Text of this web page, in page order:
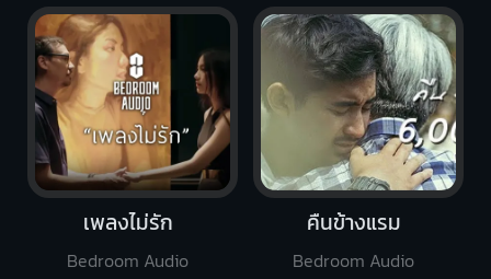
คืนข้างแรม
Bedroom Audio
เพลงไม่รัก
Bedroom Audio